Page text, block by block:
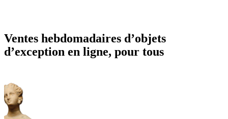
Ventes hebdomadaires d’objets
d’exception en ligne, pour tous